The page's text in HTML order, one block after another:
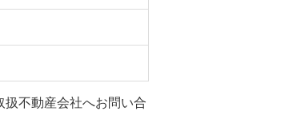
扱不動産会社へお問い合